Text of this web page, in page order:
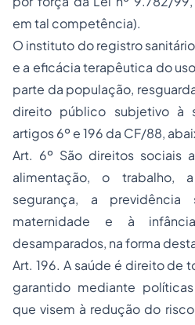
em tal competência).
O instituto doregistro sanitário
e a eficácia terapêutica do
parte da população,
direito público subjetivo à
artigos 6º e 196 da CF/88,
Art. 6º São direitos sociais
alimentação, o trabalho,
segurança, a
maternidade e à
desamparados, na forma
Art. 196. A saúde é direito de
garantido mediante
que visem à redução do